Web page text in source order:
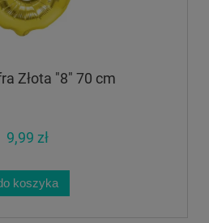
Złota "8" 70 cm
9,99 zł
koszyka